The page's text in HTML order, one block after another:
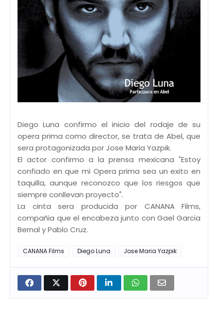
Diego Luna confirmo el inicio del rodaje de su
opera prima como director, se trata de Abel, que
sera protagonizada por Jose Maria Yazpik.
El actor confirmo a la prensa mexicana "Estoy
confiado en que mi Opera prima sea un exito en
taquilla, aunque reconozco que los riesgos que
siempre conllevan proyecto".
La cinta sera producida por CANANA Films,
compañia que el encabeza junto con Gael Garcia
Bernal y Pablo Cruz.
CANANA Films Diego Luna Jose Maria Yazpik